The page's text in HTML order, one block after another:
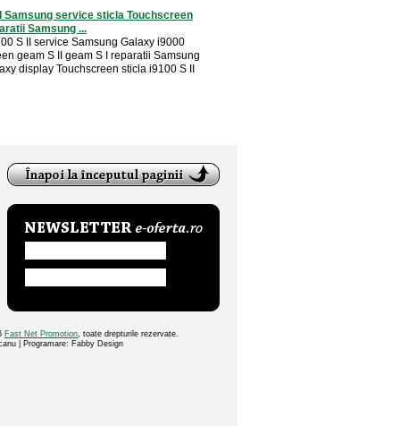
Samsung service sticla Touchscreen
Samsung ...
S II service Samsung Galaxy i9000
geam S II geam S I reparatii Samsung
display Touchscreen sticla i9100 S II
Fast Net Promotion, toate drepturile rezervate.
| Programare: Fabby Design